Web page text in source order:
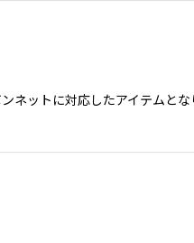
ネットに対応したアイテムと